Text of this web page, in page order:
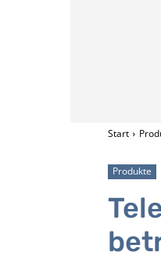
Start
Produkte